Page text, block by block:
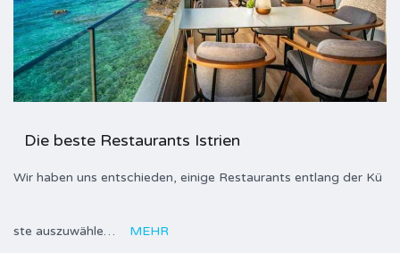
Die beste Restaurants Istrien
Wir haben uns entschieden, einige Restaurants entlang der Kü
ste auszuwähle… MEHR